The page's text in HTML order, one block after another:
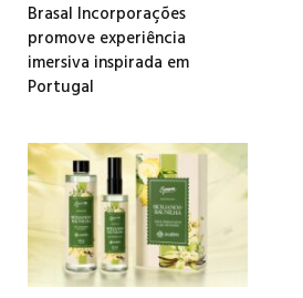
Brasal Incorporações
promove experiência
imersiva inspirada em
Portugal